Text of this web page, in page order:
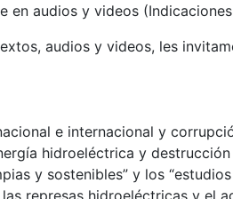
en audios y videos
audios y videos, les
e internacional y
hidroeléctrica y destrucción
y sostenibles” y los
represas hidroeléctricas y el